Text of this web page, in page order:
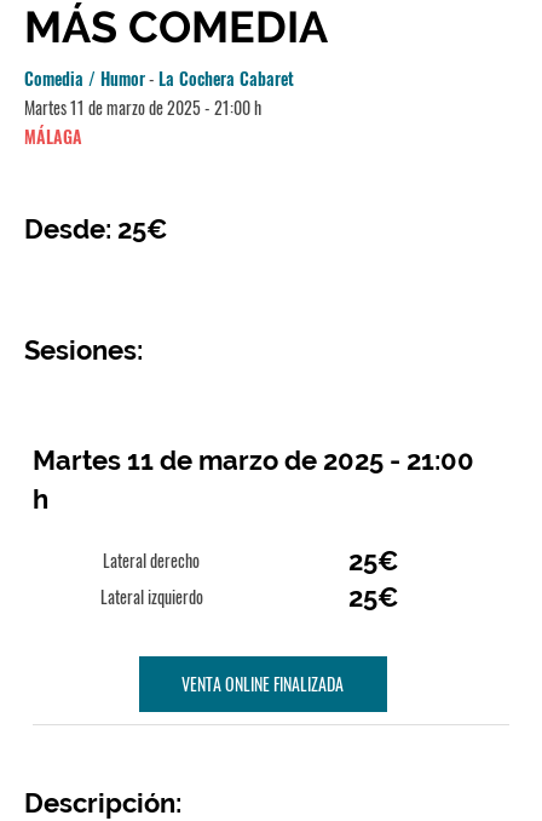
MÁS COMEDIA
Comedia / Humor-La Cochera Cabaret
Martes 11 de marzo de 2025 - 21:00 h
MÁLAGA
Desde: 25€
Sesiones:
Martes 11 de marzo de 2025 - 21:00
h
Lateral derecho 25€
Lateral izquierdo 25€
VENTA ONLINE FINALIZADA
Descripción: